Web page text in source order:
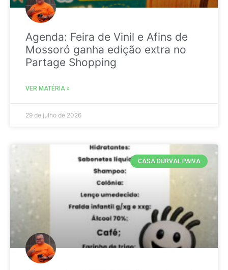
Agenda: Feira de Vinil e Afins de
Mossoró ganha edição extra no
Partage Shopping
VER MATÉRIA »
29 de julho de 2026
CASA DURVAL PAIVA